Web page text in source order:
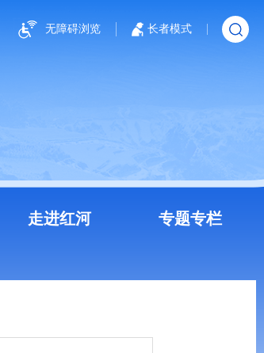
无障碍浏览 长者模式
走进红河 专题专栏